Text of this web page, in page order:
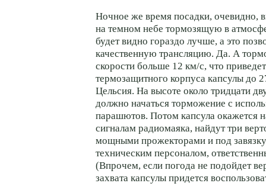
Ночное же время посадки, очевидно,
на темном небе тормозящую в
будет видно гораздо лучше, а это
качественную трансляцию. Да. А
скорости больше 12 км/с, что
термозащитного корпуса капсулы до
Цельсия. На высоте около тридцати
должно начаться торможение с
парашютов. Потом капсула окажется
сигналам радиомаяка, найдут три
мощными прожекторами и под
техническим персоналом,
(Впрочем, если погода не подойдет
захвата капсулы придется